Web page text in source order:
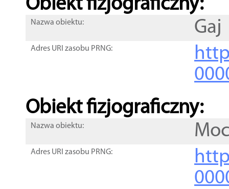
Obiekt fizjograficzny:
Nazwa obiektu: Gaj
Adres URI zasobu PRNG:
Obiekt fizjograficzny:
Nazwa obiektu:
Adres URI zasobu PRNG: